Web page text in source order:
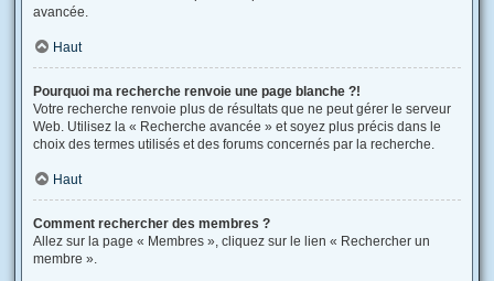
avancée.
Haut
Pourquoi ma recherche renvoie une page blanche ?!
Votre recherche renvoie plus de résultats que ne peut gérer le serveur
Web. Utilisez la « Recherche avancée » et soyez plus précis dans le
choix des termes utilisés et des forums concernés par la recherche.
Haut
Comment rechercher des membres ?
Allez sur la page « Membres », cliquez sur le lien « Rechercher un
membre ».